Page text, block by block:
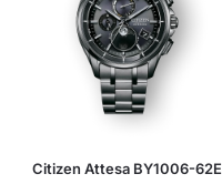
Citizen Attesa BY1006-62E